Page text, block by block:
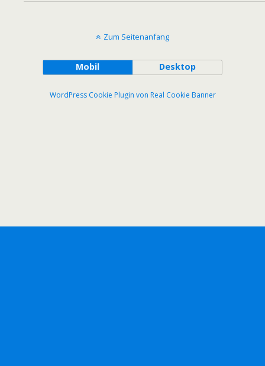
Zum Seitenanfang
Mobil Desktop
WordPress Cookie Plugin von Real Cookie Banner